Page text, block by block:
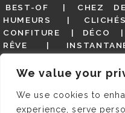
We value your
We use cookies to
experience, serve
BEST-OF
CHEZ
HUMEURS
CONFITURE
DÉCO
RÊVE
MES ADRESSES
GUIDE
PARIS EN
REVUE DE PRESSE